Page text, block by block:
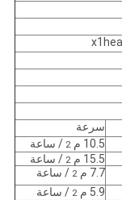
سرعة
10.5 م 2 / ساعة
15.5 م 2 / ساعة
7.7 م 2 / ساعة
5.9 م 2 / ساعة